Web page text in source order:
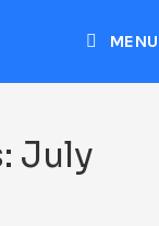
MENU
July